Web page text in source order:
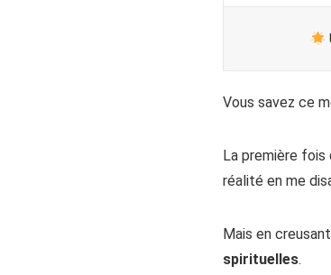
Vous savez ce
La première fois
réalité en me
Mais en
spirituelles.